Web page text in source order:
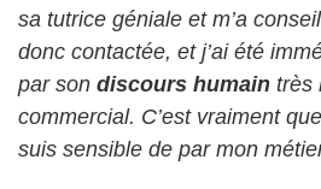
sa tutrice géniale et m’a
donc contactée, et j’ai été
par son discours humain très
commercial. C’est vraiment
suis sensible de par mon